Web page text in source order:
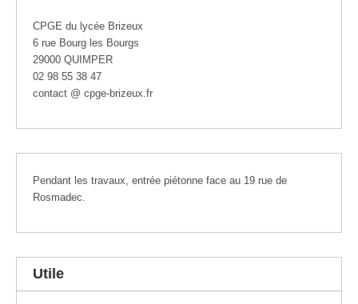
CPGE du lycée Brizeux
6 rue Bourg les Bourgs
29000 QUIMPER
02 98 55 38 47
contact @ cpge-brizeux.fr
Pendant les travaux, entrée piétonne face au 19 rue de
Rosmadec.
Utile